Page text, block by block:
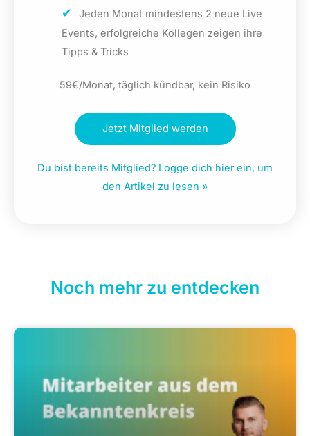
Jeden Monat mindestens 2 neue Live
Events, erfolgreiche Kollegen zeigen ihre
Tipps & Tricks
59€/Monat, täglich kündbar, kein Risiko
Jetzt Mitglied werden
Du bist bereits Mitglied? Logge dich hier ein, um
den Artikel zu lesen »
Noch mehr zu entdecken